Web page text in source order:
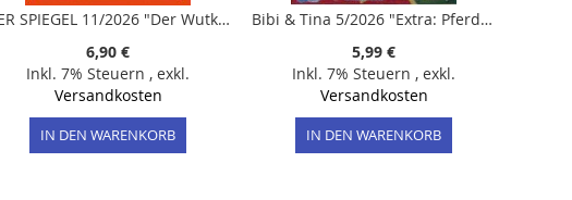
DER SPIEGEL 11/2026 "Der Wutkrieger"
6,90 €
Inkl. 7% Steuern , exkl.
Versandkosten
IN DEN WARENKORB
Bibi & Tina 5/2026 "Extra: Pferde-Spielset"
5,99 €
Inkl. 7% Steuern , exkl.
Versandkosten
IN DEN WARENKORB